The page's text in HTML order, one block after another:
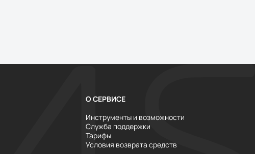
О СЕРВИСЕ
Инструменты и возможности
Служба поддержки
Тарифы
Условия возврата средств